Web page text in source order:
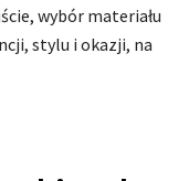
wybór materiału
stylu i okazji, na